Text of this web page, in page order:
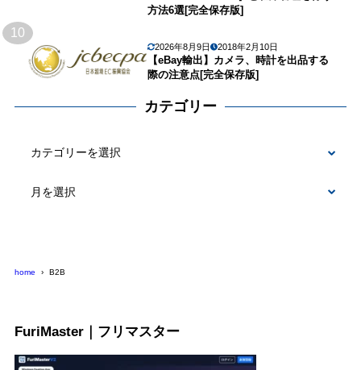
方法6選[完全保存版]
10
2026年8月9日 2018年2月10日
【eBay輸出】カメラ、時計を出品する
際の注意点[完全保存版]
カテゴリー
home B2B
FuriMaster｜フリマスター